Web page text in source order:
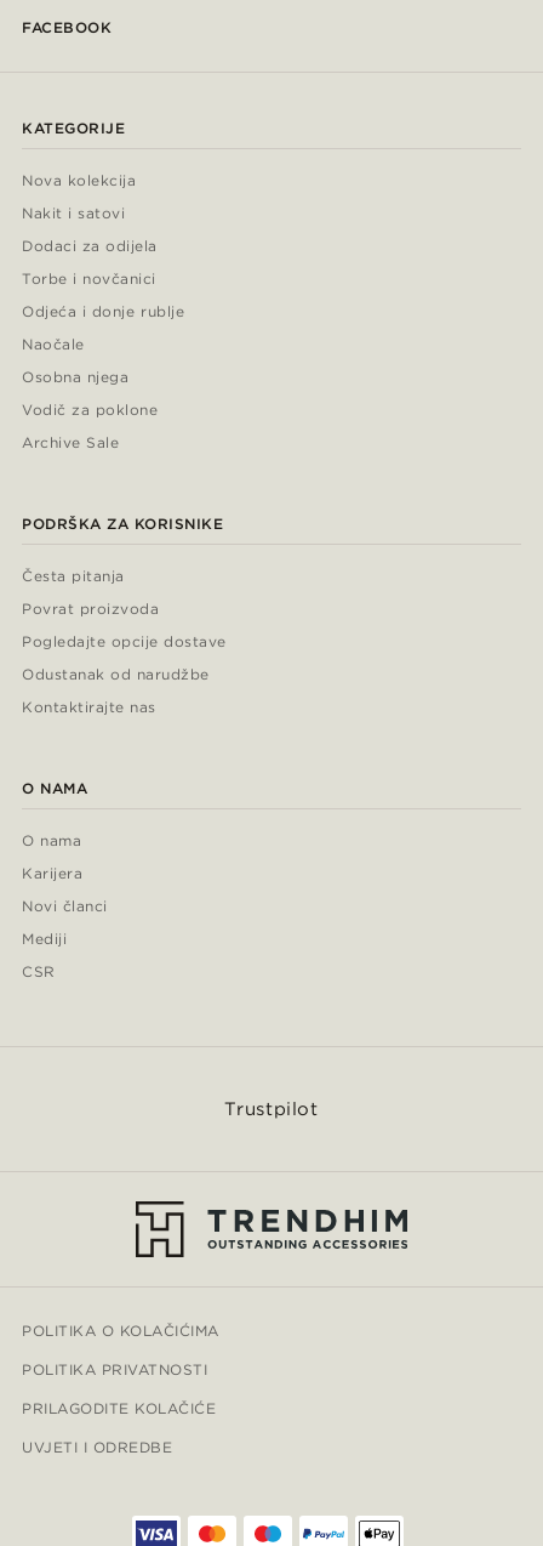
FACEBOOK
KATEGORIJE
Nova kolekcija
Nakit i satovi
Dodaci za odijela
Torbe i novčanici
Odjeća i donje rublje
Naočale
Osobna njega
Vodič za poklone
Archive Sale
PODRŠKA ZA KORISNIKE
Česta pitanja
Povrat proizvoda
Pogledajte opcije dostave
Odustanak od narudžbe
Kontaktirajte nas
O NAMA
O nama
Karijera
Novi članci
Mediji
CSR
Trustpilot
POLITIKA O KOLAČIĆIMA
POLITIKA PRIVATNOSTI
PRILAGODITE KOLAČIĆE
UVJETI I ODREDBE